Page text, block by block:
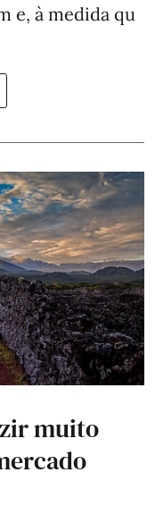
e, à medida qu
muito